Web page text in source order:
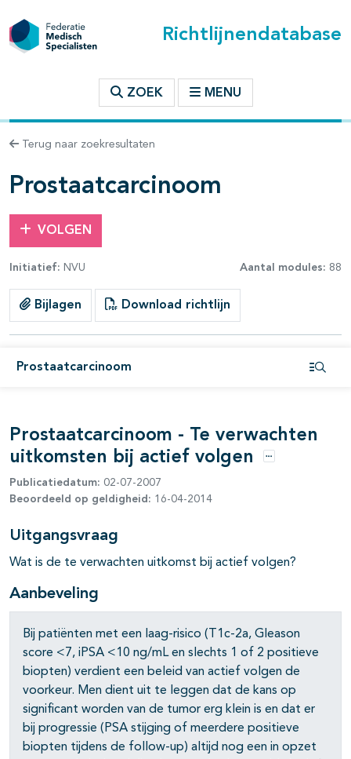
Richtlijnendatabase
ZOEK MENU
Terug naar zoekresultaten
Prostaatcarcinoom
VOLGEN
Initiatief: NVU Aantal modules: 88
Bijlagen Download richtlijn
Prostaatcarcinoom
binnen deze richtlijn
open- en dichtklappen
open- en dichtklappen
open- en dichtklappen
open- en dichtklappen
open- en dichtklappen
open- en dichtklappen
open- en dichtklappen
open- en dichtklappen
Prostaatcarcinoom - Te verwachten
uitkomsten bij actief volgen
Opties
Publicatiedatum: 02-07-2007
Beoordeeld op geldigheid: 16-04-2014
Uitgangsvraag
Wat is de te verwachten uitkomst bij actief volgen?
Aanbeveling
Bij patiënten met een laag-risico (T1c-2a, Gleason
score <7, iPSA <10 ng/mL en slechts 1 of 2 positieve
biopten) verdient een beleid van actief volgen de
voorkeur. Men dient uit te leggen dat de kans op
significant worden van de tumor erg klein is en dat er
bij progressie (PSA stijging of meerdere positieve
biopten tijdens de follow-up) altijd nog een in opzet